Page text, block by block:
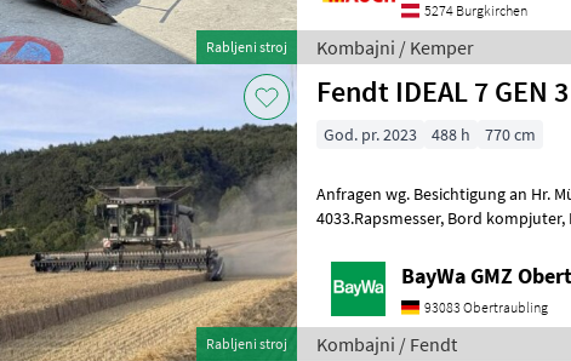
Rabljeni stroj
5274 Burgkirchen
Kombajni / Kemper
Rabljeni stroj
Fendt IDEAL 7 GEN 3
God. pr. 2023 488 h 770 cm
Anfragen wg. Besichtigung an Hr. Mühlbauer Tel. 0049 151 1610
4033.Rapsmesser, Bord kompjuter, Hidrostatični pogon, Pogon na sve
BayWa GMZ
93083 Obertraubling
Kombajni / Fendt